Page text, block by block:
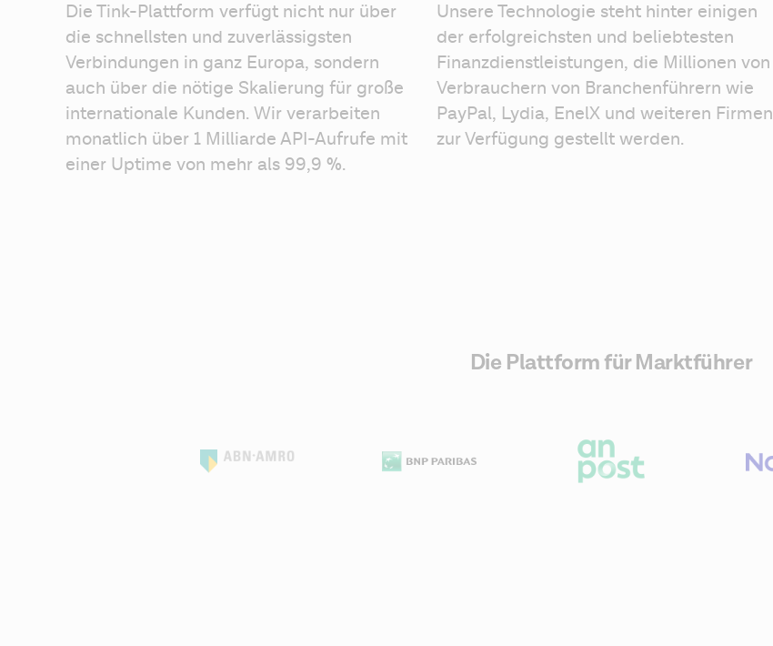
Die Tink-Plattform verfügt nicht nur über
die schnellsten und zuverlässigsten
Verbindungen in ganz Europa, sondern
auch über die nötige Skalierung für große
internationale Kunden. Wir verarbeiten
monatlich über 1 Milliarde API-Aufrufe mit
einer Uptime von mehr als 99,9 %.
Unsere Technologie steht hinter einigen
der erfolgreichsten und beliebtesten
Finanzdienstleistungen, die Millionen von
Verbrauchern von Branchenführern wie
PayPal, Lydia, EnelX und weiteren Firmen
zur Verfügung gestellt werden.
Die Plattform für Marktführer